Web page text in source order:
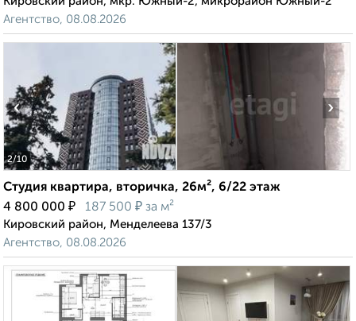
Агентство, 08.08.2026
2/10
‹ ›
Студия квартира, вторичка, 26м², 6/22 этаж
4 800 000 ₽ 187 500 ₽ за м²
Кировский район, Менделеева 137/3
Агентство, 08.08.2026